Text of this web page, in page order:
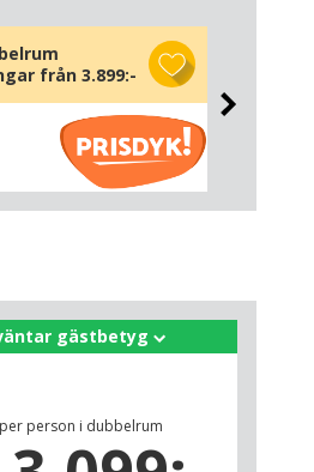
från 3.899:-
person i dubbelrum
gästbetyg